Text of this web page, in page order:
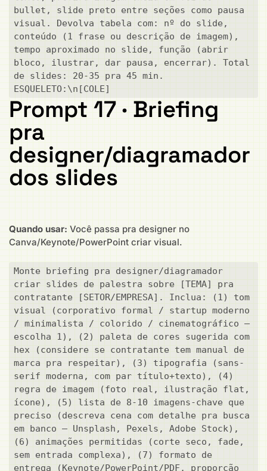
bullet, slide preto entre seções como pausa
visual. Devolva tabela com: nº do slide,
conteúdo (1 frase ou descrição de imagem),
tempo aproximado no slide, função (abrir
bloco, ilustrar, dar pausa, encerrar). Total
de slides: 20-35 pra 45 min.
ESQUELETO:\n[COLE]
Prompt 17 · Briefing
pra
designer/diagramador
dos slides
Quando usar: Você passa pra designer no
Canva/Keynote/PowerPoint criar visual.
Monte briefing pra designer/diagramador
criar slides de palestra sobre [TEMA] pra
contratante [SETOR/EMPRESA]. Inclua: (1) tom
visual (corporativo formal / startup moderno
/ minimalista / colorido / cinematográfico —
escolha 1), (2) paleta de cores sugerida com
hex (considere se contratante tem manual de
marca pra respeitar), (3) tipografia (sans-
serif moderna, com par título+texto), (4)
regra de imagem (foto real, ilustração flat,
ícone), (5) lista de 8-10 imagens-chave que
preciso (descreva cena com detalhe pra busca
em banco — Unsplash, Pexels, Adobe Stock),
(6) animações permitidas (corte seco, fade,
sem entrada complexa), (7) formato de
entrega (Keynote/PowerPoint/PDF, proporção